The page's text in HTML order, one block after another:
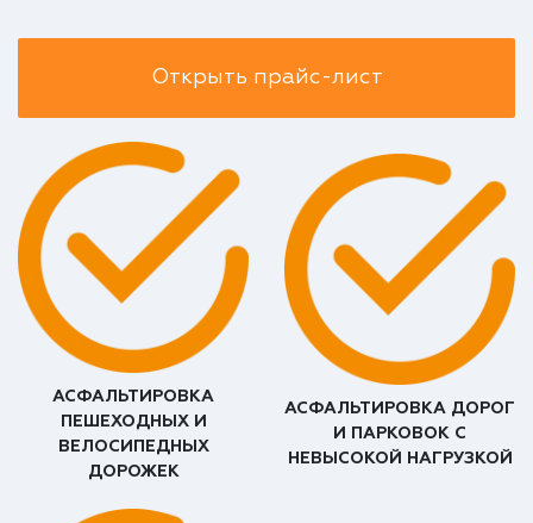
Открыть прайс-лист
АСФАЛЬТИРОВКА
ПЕШЕХОДНЫХ И
ВЕЛОСИПЕДНЫХ
ДОРОЖЕК
АСФАЛЬТИРОВКА ДОРОГ
И ПАРКОВОК С
НЕВЫСОКОЙ НАГРУЗКОЙ